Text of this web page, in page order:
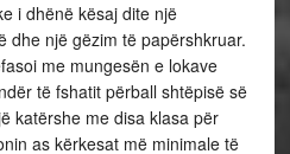
i dhënë kësaj dite një
dhe një gëzim të papërshkruar.
me mungesën e lokave
të fshatit përball shtëpisë së
katërshe me disa klasa për
as kërkesat më minimale të